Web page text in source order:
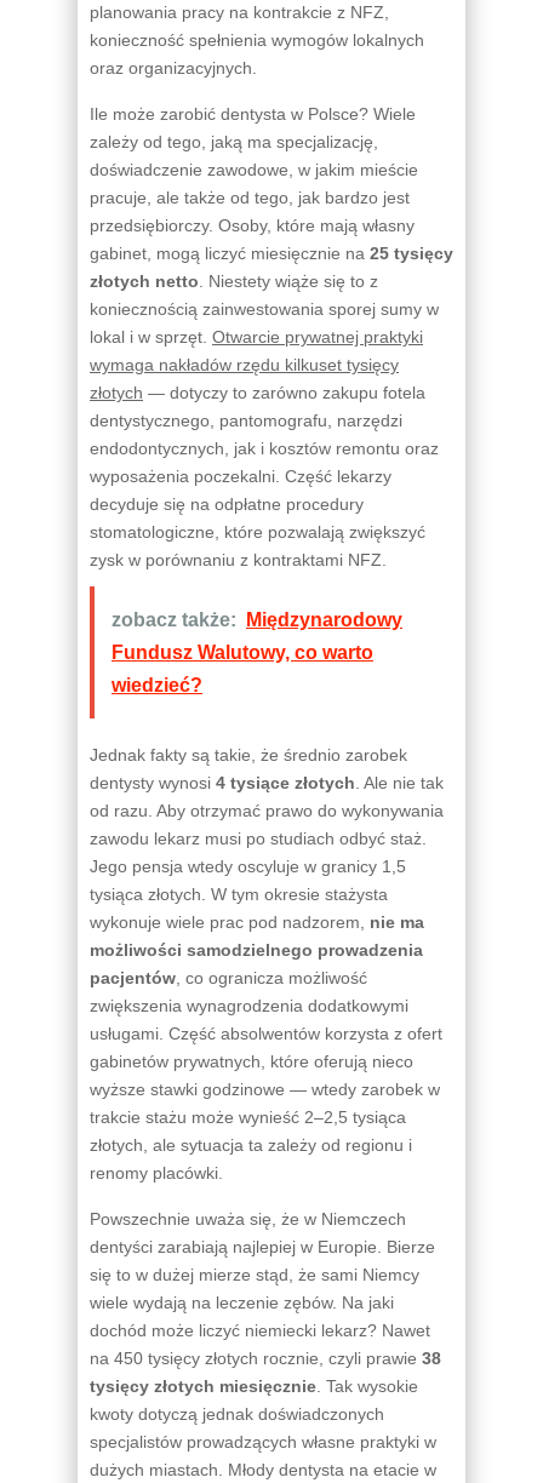
planowania pracy na kontrakcie z NFZ,
konieczność spełnienia wymogów lokalnych
oraz organizacyjnych.
Ile może zarobić dentysta w Polsce? Wiele
zależy od tego, jaką ma specjalizację,
doświadczenie zawodowe, w jakim mieście
pracuje, ale także od tego, jak bardzo jest
przedsiębiorczy. Osoby, które mają własny
gabinet, mogą liczyć miesięcznie na 25 tysięcy
złotych netto . Niestety wiąże się to z
koniecznością zainwestowania sporej sumy w
lokal i w sprzęt. Otwarcie prywatnej praktyki
wymaga nakładów rzędu kilkuset tysięcy
złotych — dotyczy to zarówno zakupu fotela
dentystycznego, pantomografu, narzędzi
endodontycznych, jak i kosztów remontu oraz
wyposażenia poczekalni. Część lekarzy
decyduje się na odpłatne procedury
stomatologiczne, które pozwalają zwiększyć
zysk w porównaniu z kontraktami NFZ.
zobacz także:
Międzynarodowy
Fundusz Walutowy, co warto
wiedzieć?
Jednak fakty są takie, że średnio zarobek
dentysty wynosi 4 tysiące złotych . Ale nie tak
od razu. Aby otrzymać prawo do wykonywania
zawodu lekarz musi po studiach odbyć staż.
Jego pensja wtedy oscyluje w granicy 1,5
tysiąca złotych. W tym okresie stażysta
wykonuje wiele prac pod nadzorem, nie ma
możliwości samodzielnego prowadzenia
pacjentów , co ogranicza możliwość
zwiększenia wynagrodzenia dodatkowymi
usługami. Część absolwentów korzysta z ofert
gabinetów prywatnych, które oferują nieco
wyższe stawki godzinowe — wtedy zarobek w
trakcie stażu może wynieść 2–2,5 tysiąca
złotych, ale sytuacja ta zależy od regionu i
renomy placówki.
Powszechnie uważa się, że w Niemczech
dentyści zarabiają najlepiej w Europie. Bierze
się to w dużej mierze stąd, że sami Niemcy
wiele wydają na leczenie zębów. Na jaki
dochód może liczyć niemiecki lekarz? Nawet
na 450 tysięcy złotych rocznie, czyli prawie 38
tysięcy złotych miesięcznie . Tak wysokie
kwoty dotyczą jednak doświadczonych
specjalistów prowadzących własne praktyki w
dużych miastach. Młody dentysta na etacie w